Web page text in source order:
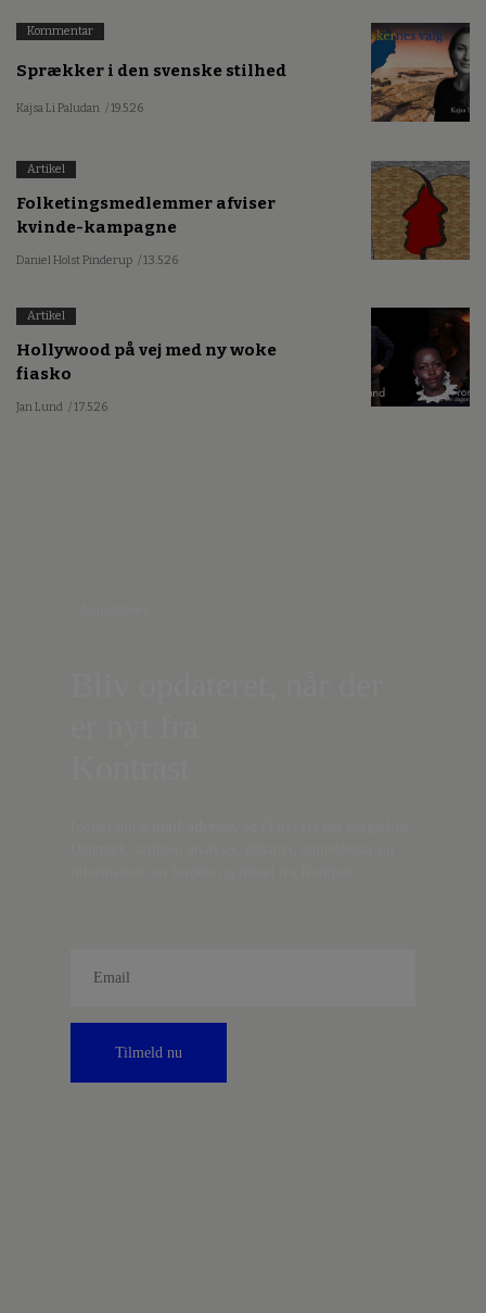
Kommentar
Sprækker i den svenske stilhed
Kajsa Li Paludan / 19.5.26
Artikel
Folketingsmedlemmer afviser
kvinde-kampagne
Daniel Holst Pinderup / 13.5.26
Artikel
Hollywood på vej med ny woke
fiasko
Jan Lund / 17.5.26
Tilmeld nu